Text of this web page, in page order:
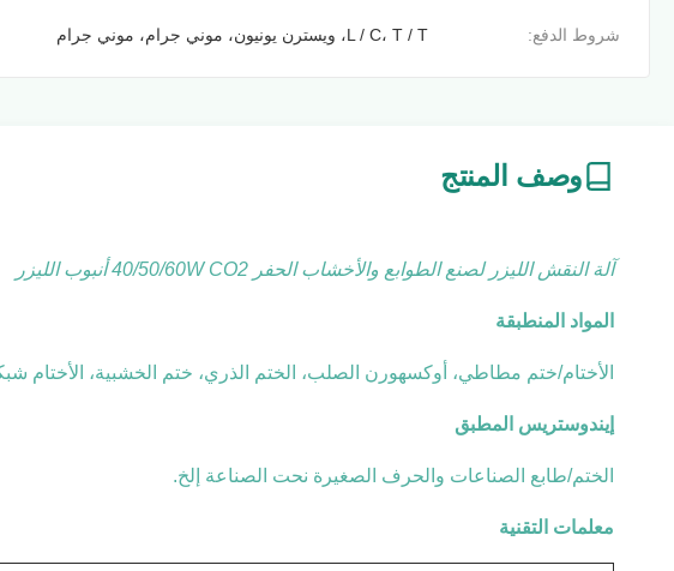
شروط الدفع: L / C، T / T، ويسترن يونيون، موني جرام، موني جرام
وصف المنتج
آلة النقش الليزر لصنع الطوابع والأخشاب الحفر 40/50/60W CO2 أنبوب الليزر
المواد المنطبقة
الأختام/ختم مطاطي، أوكسهورن الصلب، الختم الذري، ختم الخشبية، الأختام
إيندوستريس المطبق
الختم/طابع الصناعات والحرف الصغيرة نحت الصناعة إلخ.
معلمات التقنية